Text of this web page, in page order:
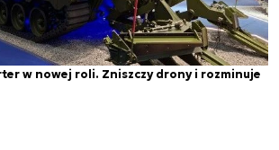
w nowej roli. Zniszczy drony i rozminuje